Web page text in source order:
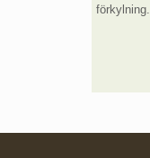
förkylning.